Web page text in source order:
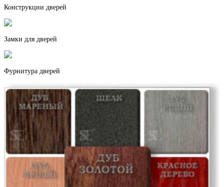
Дерево софт
Конструкции дверей
Замки для дверей
Фурнитура дверей